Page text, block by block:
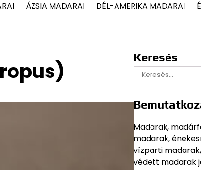
ÁZSIA MADARAI DÉL-AMERIKA MADARAI
Keresés
Keresés:
Madarak,
madarak,
vízparti
védett madarak